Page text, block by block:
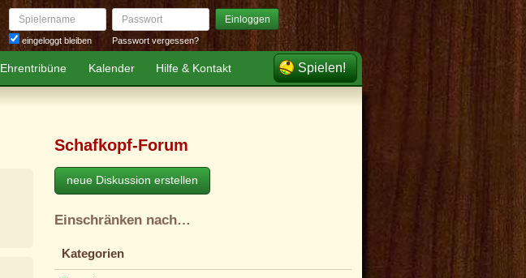
Spielername
eingeloggt bleiben
Passwort Einloggen
Passwort vergessen?
Ehrentribüne Kalender Hilfe & Kontakt Spielen!
Schafkopf-Forum
neue Diskussion erstellen
Einschränken nach…
Kategorien